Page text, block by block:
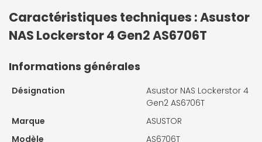
Caractéristiques techniques : Asustor
NAS Lockerstor 4 Gen2 AS6706T
Informations générales
Désignation
Asustor NAS Lockerstor 4
Gen2 AS6706T
Marque
ASUSTOR
Modèle
AS6706T